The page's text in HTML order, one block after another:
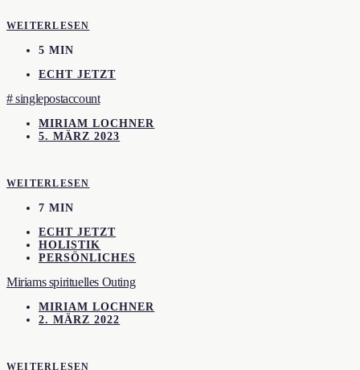
WEITERLESEN
5 MIN
ECHT JETZT
# singlepostaccount
MIRIAM LOCHNER
5. MÄRZ 2023
WEITERLESEN
7 MIN
ECHT JETZT
HOLISTIK
PERSÖNLICHES
Miriams spirituelles Outing
MIRIAM LOCHNER
2. MÄRZ 2022
WEITERLESEN